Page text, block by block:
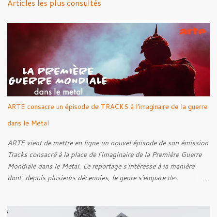
a
s
Articles les plus consultés
ARTE consacre un épisode de TRACKS à l'imaginaire de la guerre
dans le Metal
ARTE vient de mettre en ligne un nouvel épisode de son émission
Tracks consacré à la place de l'imaginaire de la Première Guerre
Mondiale dans le Metal. Le reportage s'intéresse à la manière
dont, depuis plusieurs décennies, le genre s'empare des
cette réflexion, Tracks est allé à la rencontre de Noise (